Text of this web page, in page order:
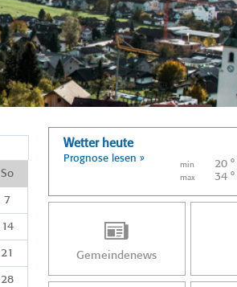
So
7
14
21
28
Wetter heute
Prognose lesen »
min 20 °
max 34 °
Gemeindenews